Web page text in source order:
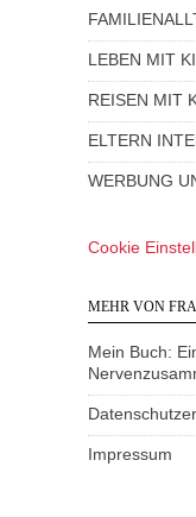
LEBEN MIT
REISEN MIT
ELTERN
WERBUNG
Cookie
MEHR VON
Mein Buch:
Impressum